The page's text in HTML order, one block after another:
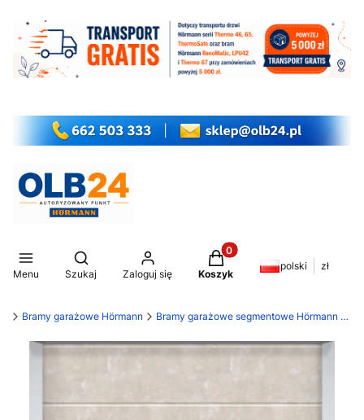
Menu
Otwórz wyszukiwarkę
Szukaj Zaloguj się
Produkty w koszyku: 0.
Koszyk
polski zł
Bramy garażowe Hörmann Bramy garażowe segmentowe Hörmann LPU 42